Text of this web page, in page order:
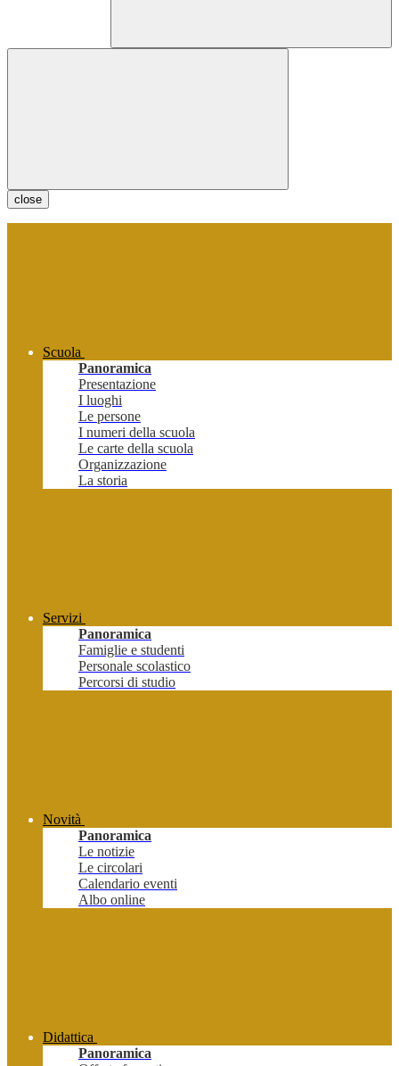
close
Scuola
Panoramica
Presentazione
I luoghi
Le persone
I numeri della scuola
Le carte della scuola
Organizzazione
La storia
Servizi
Panoramica
Famiglie e studenti
Personale scolastico
Percorsi di studio
Novità
Panoramica
Le notizie
Le circolari
Calendario eventi
Albo online
Didattica
Panoramica